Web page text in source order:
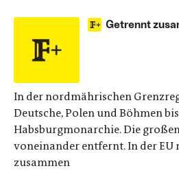
Getrennt
In der nordmährischen
Deutsche, Polen und Böhmen
Habsburgmonarchie. Die
voneinander entfernt. In der EU
zusammen